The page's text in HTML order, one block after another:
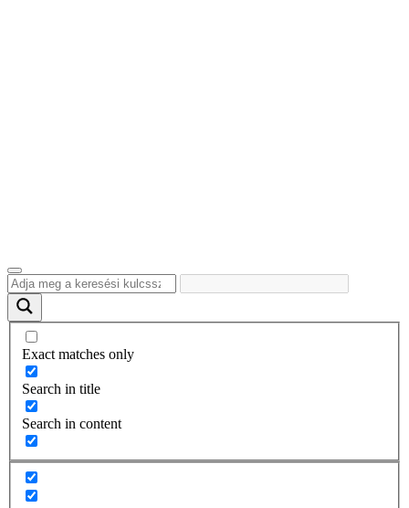
Exact matches only
Search in title
Search in content